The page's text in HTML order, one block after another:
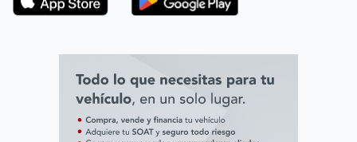
Línea ética ADL digital Lab